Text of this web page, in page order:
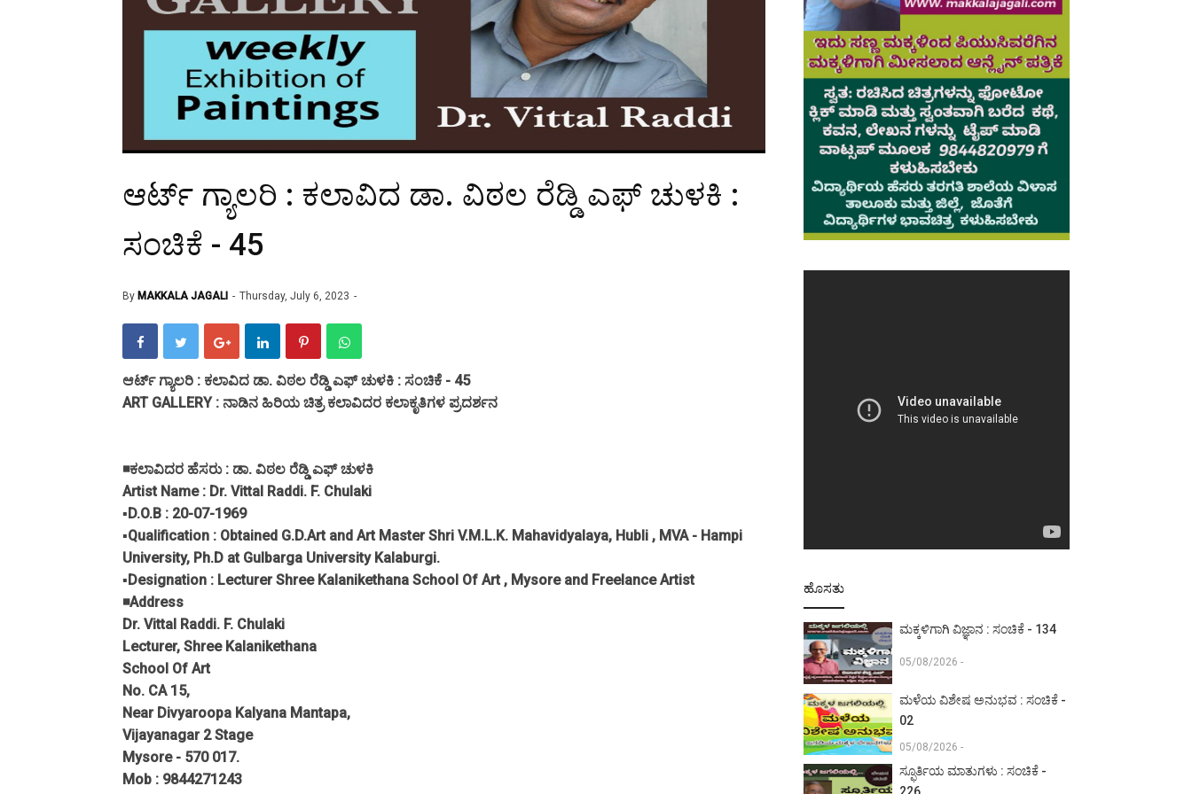
ಆರ್ಟ್ ಗ್ಯಾಲರಿ : ಕಲಾವಿದ ಡಾ. ವಿಠಲ ರೆಡ್ಡಿ ಎಫ್ ಚುಳಕಿ :
ಸಂಚಿಕೆ - 45
By MAKKALA JAGALI Thursday, July 6, 2023
ಆರ್ಟ್ ಗ್ಯಾಲರಿ : ಕಲಾವಿದ ಡಾ. ವಿಠಲ ರೆಡ್ಡಿ ಎಫ್ ಚುಳಕಿ : ಸಂಚಿಕೆ - 45
ART GALLERY : ನಾಡಿನ ಹಿರಿಯ ಚಿತ್ರ ಕಲಾವಿದರ ಕಲಾಕೃತಿಗಳ ಪ್ರದರ್ಶನ
◾ಕಲಾವಿದರ ಹೆಸರು : ಡಾ. ವಿಠಲ ರೆಡ್ಡಿ ಎಫ್ ಚುಳಕಿ
Artist Name : Dr. Vittal Raddi. F. Chulaki
▪️D.O.B : 20-07-1969
▪️Qualification : Obtained G.D.Art and Art Master Shri V.M.L.K. Mahavidyalaya, Hubli , MVA - Hampi
University, Ph.D at Gulbarga University Kalaburgi.
▪️Designation : Lecturer Shree Kalanikethana School Of Art , Mysore and Freelance Artist
◾Address
Dr. Vittal Raddi. F. Chulaki
Lecturer, Shree Kalanikethana
School Of Art
No. CA 15,
Near Divyaroopa Kalyana Mantapa,
Vijayanagar 2 Stage
Mysore - 570 017.
Mob : 9844271243
ಹೊಸತು
ಮಕ್ಕಳಿಗಾಗಿ ವಿಜ್ಞಾನ : ಸಂಚಿಕೆ - 134
05/08/2026 -
ಮಳೆಯ ವಿಶೇಷ ಅನುಭವ : ಸಂಚಿಕೆ -
02
05/08/2026 -
ಸ್ಫೂರ್ತಿಯ ಮಾತುಗಳು : ಸಂಚಿಕೆ -